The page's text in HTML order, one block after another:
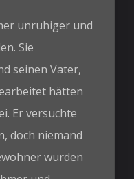
unruhiger und
Sie
seinen Vater,
hätten
Er versuchte
doch niemand
wurden